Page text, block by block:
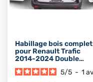
Habillage bois complet
pour Renault Trafic
2014-2024 Double
Cabine
5/5 - 1